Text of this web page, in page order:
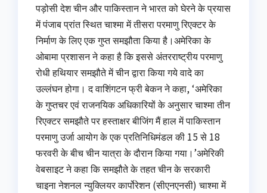
पड़ोसी देश चीन और पाकिस्‍तान ने भारत को घेरने के प्रयास
में पंजाब प्रांत स्थित चाश्‍मा में तीसरा परमाणु रिएक्टर के
निर्माण के लिए एक गुप्त समझौता किया है।अमेरिका के
ओबामा प्रशासन ने कहा है कि इससे अंतरराष्ट्रीय परमाणु
रोधी हथियार समझौते में चीन द्वारा किया गये वादे का
उल्लंघन होगा। द वाशिंगटन फ्री बेकन ने कहा, ‘अमेरिका
के गुप्तचर एवं राजनयिक अधिकारियों के अनुसार चाश्मा तीन
रिएक्टर समझौते पर हस्ताक्षर बीजिंग मैं हाल में पाकिस्तान
परमाणु उर्जा आयोग के एक प्रतिनिधिमंडल की 15 से 18
फरवरी के बीच चीन यात्रा के दौरान किया गया।’अमेरिकी
वेबसाइट ने कहा कि समझौते के तहत चीन के सरकारी
चाइना नेशनल न्युक्लियर कार्पोरेशन (सीएनएनसी) चाश्मा में